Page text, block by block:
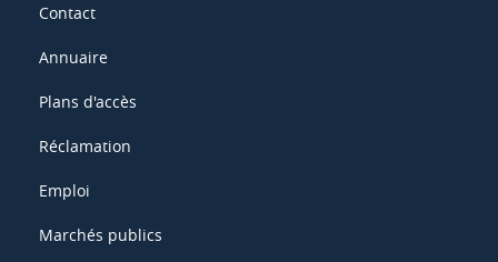
Contact
Annuaire
Plans d'accès
Réclamation
Emploi
Marchés publics